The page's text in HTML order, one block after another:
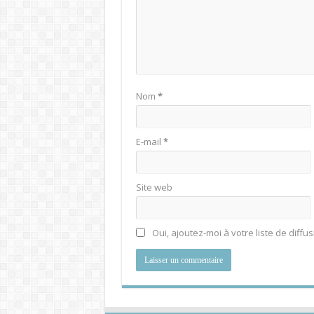
Nom *
E-mail *
Site web
Oui, ajoutez-moi à votre liste de